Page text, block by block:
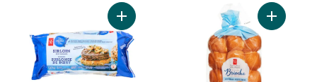
Ajouter Burgers de surlonge de bœuf au
Ajouter